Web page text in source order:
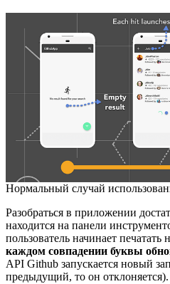
Нормальный случай
Разобраться в приложении
находится на панели
пользователь начинает печатать
каждом совпадении буквы
API Github запускается новый
предыдущий, то он отклоняется).